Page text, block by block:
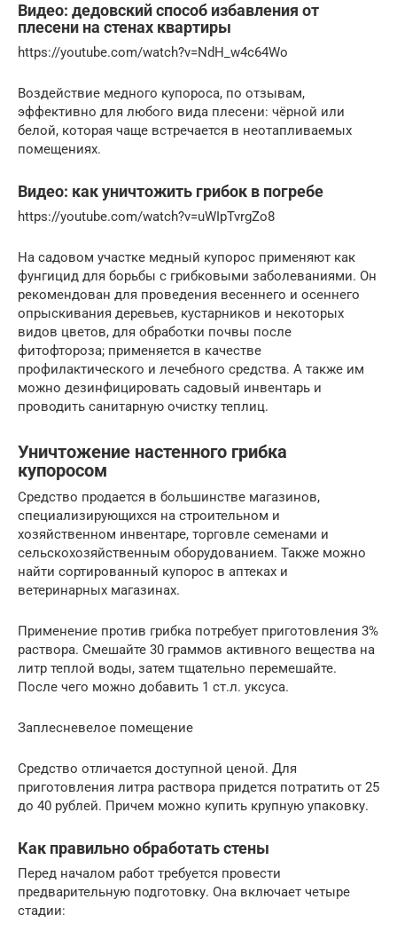
Видео: дедовский способ избавления от
плесени на стенах квартиры
https://youtube.com/watch?v=NdH_w4c64Wo
Воздействие медного купороса, по отзывам,
эффективно для любого вида плесени: чёрной или
белой, которая чаще встречается в неотапливаемых
помещениях.
Видео: как уничтожить грибок в погребе
https://youtube.com/watch?v=uWIpTvrgZo8
На садовом участке медный купорос применяют как
фунгицид для борьбы с грибковыми заболеваниями. Он
рекомендован для проведения весеннего и осеннего
опрыскивания деревьев, кустарников и некоторых
видов цветов, для обработки почвы после
фитофтороза; применяется в качестве
профилактического и лечебного средства. А также им
можно дезинфицировать садовый инвентарь и
проводить санитарную очистку теплиц.
Уничтожение настенного грибка
купоросом
Средство продается в большинстве магазинов,
специализирующихся на строительном и
хозяйственном инвентаре, торговле семенами и
сельскохозяйственным оборудованием. Также можно
найти сортированный купорос в аптеках и
ветеринарных магазинах.
Применение против грибка потребует приготовления 3%
раствора. Смешайте 30 граммов активного вещества на
литр теплой воды, затем тщательно перемешайте.
После чего можно добавить 1 ст.л. уксуса.
Заплесневелое помещение
Средство отличается доступной ценой. Для
приготовления литра раствора придется потратить от 25
до 40 рублей. Причем можно купить крупную упаковку.
Как правильно обработать стены
Перед началом работ требуется провести
предварительную подготовку. Она включает четыре
стадии: